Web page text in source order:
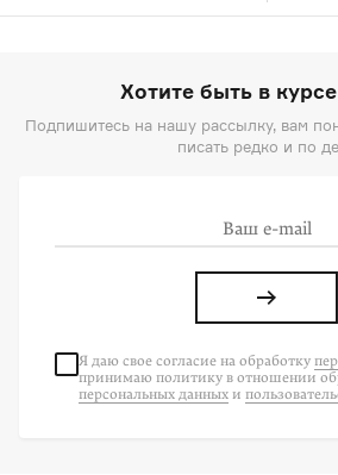
Хотите быть в
Подпишитесь на нашу рассылку, вам
писать редко и по
Я даю свое согласие на обработку
принимаю политику в отношении
персональных данных и